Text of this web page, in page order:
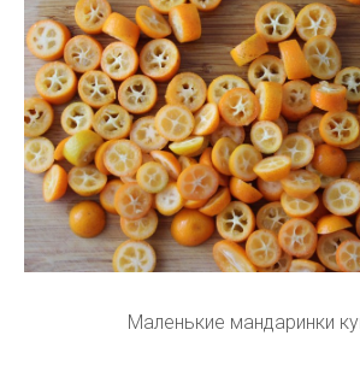
Маленькие мандаринки